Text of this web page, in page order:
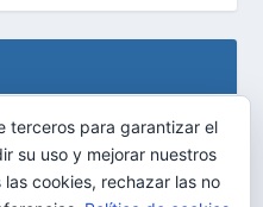
terceros para garantizar el
su uso y mejorar nuestros
cookies, rechazar las no